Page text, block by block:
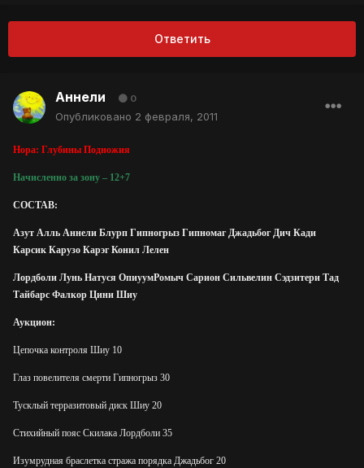
Ответить
Аннели 0
Опубликовано 2 февраля, 2011
Нора: Глубины Подножия
Начисленно за зону – 12+7
СОСТАВ:
Азут Алль Аннели Блурп Гипногрыз Гипномаг Джадьбог Дич Кади
Карсик Карузо Карэг Конил Лелен
Лордболи Лунь Натуся ОпиуумРомыч Сарион Сильвелин Сэдзитери Тад
Тайбарс Фалкор Цини Шиу
Аукцион:
Цепочка контроля Шиу 10
Глаз повелителя смерти Гипногрыз 30
Тусклый терразитовый диск Шиу 20
Стихийный пояс Скилака Лордболи 35
Изумрудная браслетка стража порядка Джадьбог 20